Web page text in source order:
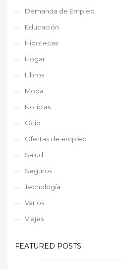
Demanda de Empleo
Educación
Hipotecas
Hogar
Libros
Moda
Noticias
Ocio
Ofertas de empleo
Salud
Seguros
Tecnología
Varios
Viajes
FEATURED POSTS